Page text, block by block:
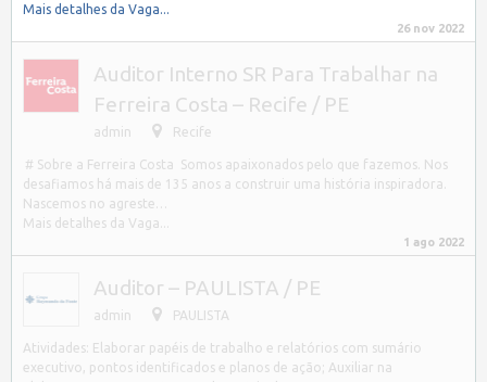
Mais detalhes da Vaga...
26 nov 2022
Auditor Interno SR Para Trabalhar na
Ferreira Costa – Recife / PE
admin Recife
# Sobre a Ferreira Costa Somos apaixonados pelo que fazemos. Nos
desafiamos há mais de 135 anos a construir uma história inspiradora.
Nascemos no agreste…
Mais detalhes da Vaga...
1 ago 2022
Auditor – PAULISTA / PE
admin PAULISTA
Atividades: Elaborar papéis de trabalho e relatórios com sumário
executivo, pontos identificados e planos de ação; Auxiliar na